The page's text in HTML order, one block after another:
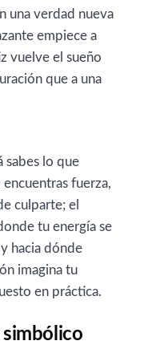
una verdad nueva
empiece a
vuelve el sueño
que a una
sabes lo que
fuerza,
culparte; el
tu energía se
hacia dónde
imagina tu
en práctica.